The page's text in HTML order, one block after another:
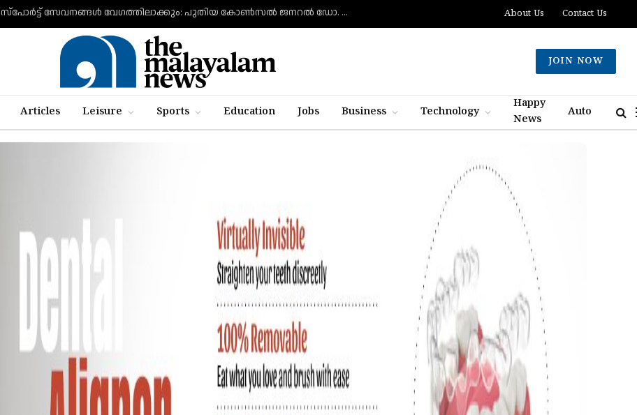
ദുബായിൽ പാസ്‌പോർട്ട് സേവനങ്ങൾ വേഗത്തിലാക്കും: പുതിയ കോൺസൽ ജനറൽ ഡോ. ഇ. വിഷ്ണുവർധൻ റെഡ്ഡി About Us Contact Us
JOIN NOW
Articles Leisure Sports Education Jobs Business Technology
Happy
News
Auto